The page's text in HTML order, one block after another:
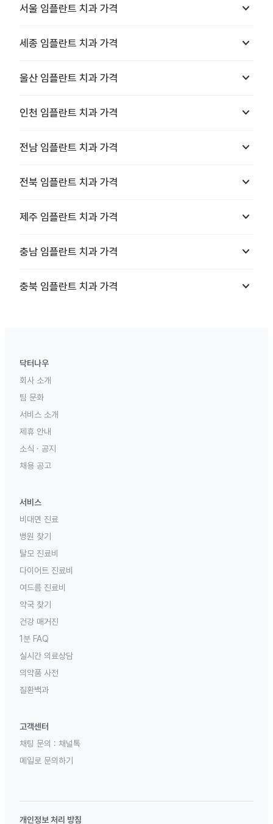
서울 임플란트 치과 가격 keyboard_arrow_down
세종 임플란트 치과 가격 keyboard_arrow_down
울산 임플란트 치과 가격 keyboard_arrow_down
인천 임플란트 치과 가격 keyboard_arrow_down
전남 임플란트 치과 가격 keyboard_arrow_down
전북 임플란트 치과 가격 keyboard_arrow_down
제주 임플란트 치과 가격 keyboard_arrow_down
충남 임플란트 치과 가격 keyboard_arrow_down
충북 임플란트 치과 가격 keyboard_arrow_down
닥터나우
회사 소개
팀 문화
서비스 소개
제휴 안내
소식 · 공지
채용 공고
서비스
비대면 진료
병원 찾기
탈모 진료비
다이어트 진료비
여드름 진료비
약국 찾기
건강 매거진
1분 FAQ
실시간 의료상담
의약품 사전
질환백과
고객센터
채팅 문의 : 채널톡
메일로 문의하기
개인정보 처리 방침